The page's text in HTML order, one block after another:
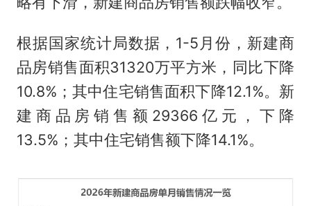
根据国家统计局数据，1-5月份，新建商
品房销售面积31320万平方米，同比下降
10.8%；其中住宅销售面积下降12.1%。新
建商品房销售额29366亿元，下降
13.5%；其中住宅销售额下降14.1%。